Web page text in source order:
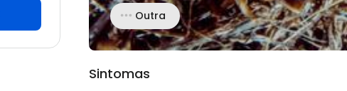
Outra
Sintomas